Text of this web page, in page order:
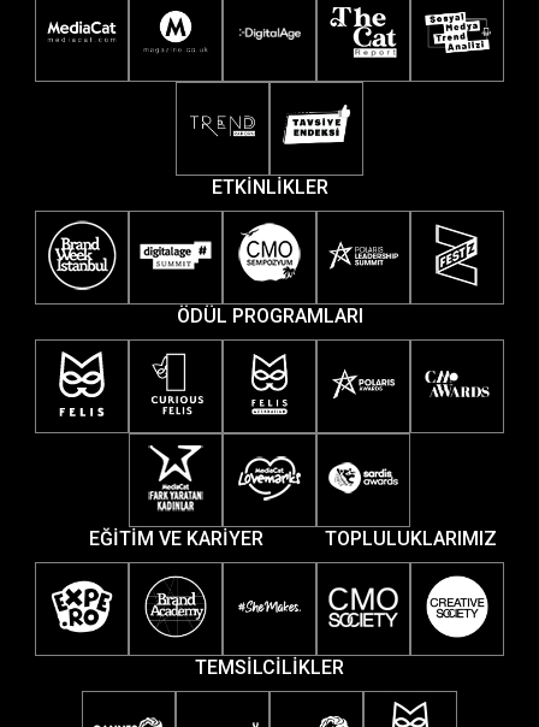
ETKİNLİKLER
ÖDÜL PROGRAMLARI
EĞİTİM VE KARİYER TOPLULUKLARIMIZ
TEMSİLCİLİKLER